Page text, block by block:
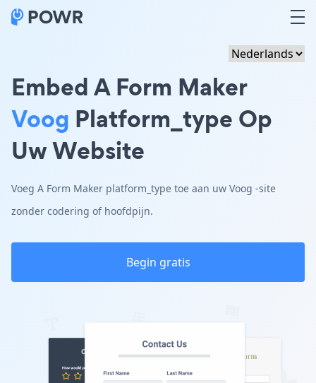
Embed A Form Maker
Voog Platform_type Op
Uw Website
Voeg A Form Maker platform_type toe aan uw Voog -site
zonder codering of hoofdpijn.
Begin gratis